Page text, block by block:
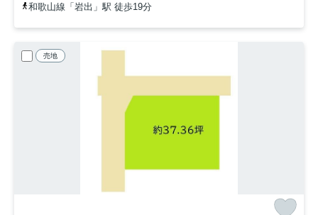
和歌山線「岩出」駅 徒歩19分
売地